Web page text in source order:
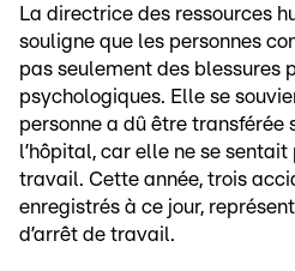
La directrice des ressources
souligne que les personnes
pas seulement des blessures
psychologiques. Elle se
personne a dû être transférée
l’hôpital, car elle ne se sentait
travail. Cette année, trois
enregistrés à ce jour,
d’arrêt de travail.